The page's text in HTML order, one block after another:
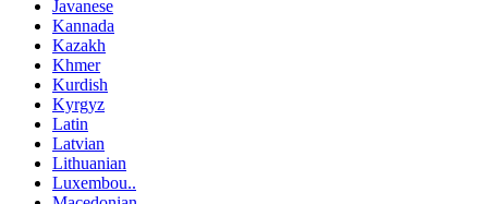
Javanese
Kannada
Kazakh
Khmer
Kurdish
Kyrgyz
Latin
Latvian
Lithuanian
Luxembou..